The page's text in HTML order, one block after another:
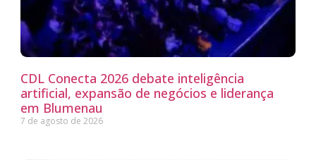
CDL Conecta 2026 debate inteligência
artificial, expansão de negócios e liderança
em Blumenau
7 de agosto de 2026